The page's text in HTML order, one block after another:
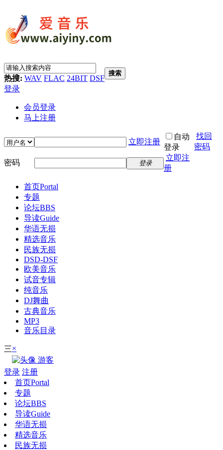
热搜: WAV FLAC 24BIT DSF
搜索
登录
会员登录
马上注册
立即注册
自动
登录
找回
密码
密码
登录
立即注
册
首页Portal
专题
论坛BBS
导读Guide
华语无损
精选音乐
民族无损
DSD-DSF
欧美音乐
试音专辑
纯音乐
DJ舞曲
古典音乐
MP3
音乐目录
三×
游客
登录 注册
首页Portal
专题
论坛BBS
导读Guide
华语无损
精选音乐
民族无损